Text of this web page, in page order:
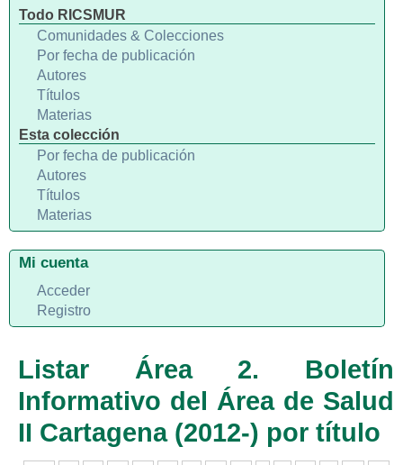
Listar Área 2. Boletín
Informativo del Área de Salud
II Cartagena (2012-) por título
Todo RICSMUR
Comunidades & Colecciones
Por fecha de publicación
Autores
Títulos
Materias
Esta colección
Por fecha de publicación
Autores
Títulos
Materias
Mi cuenta
Acceder
Registro